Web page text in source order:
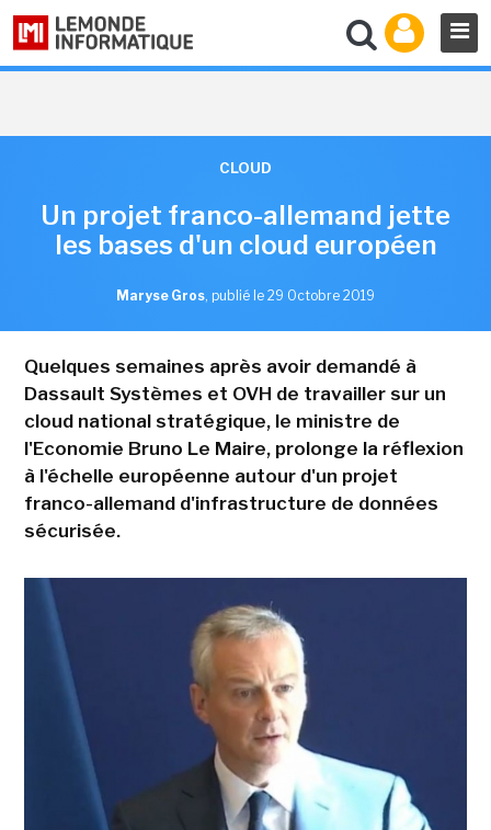
CLOUD
Un projet franco-allemand jette
les bases d'un cloud européen
Maryse Gros, publié le 29 Octobre 2019
Quelques semaines après avoir demandé à
Dassault Systèmes et OVH de travailler sur un
cloud national stratégique, le ministre de
l'Economie Bruno Le Maire, prolonge la réflexion
à l'échelle européenne autour d'un projet
franco-allemand d'infrastructure de données
sécurisée.